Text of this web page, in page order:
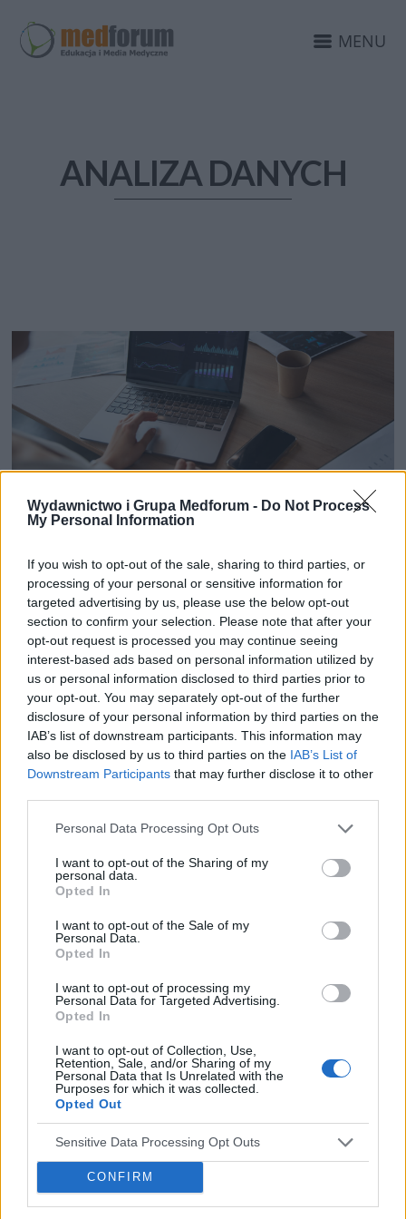
Wydawnictwo i Grupa Medforum - Do Not Process
My Personal Information
If you wish to opt-out of the sale, sharing to third parties, or
processing of your personal or sensitive information for
targeted advertising by us, please use the below opt-out
section to confirm your selection. Please note that after your
opt-out request is processed you may continue seeing
interest-based ads based on personal information utilized by
us or personal information disclosed to third parties prior to
your opt-out. You may separately opt-out of the further
disclosure of your personal information by third parties on the
IAB’s list of downstream participants. This information may
also be disclosed by us to third parties on the IAB’s List of
Downstream Participants that may further disclose it to other
Personal Data Processing Opt Outs
I want to opt-out of the Sharing of my
personal data.
Opted In
I want to opt-out of the Sale of my
Personal Data.
Opted In
I want to opt-out of processing my
Personal Data for Targeted Advertising.
Opted In
I want to opt-out of Collection, Use,
Retention, Sale, and/or Sharing of my
Personal Data that Is Unrelated with the
Purposes for which it was collected.
Opted Out
Sensitive Data Processing Opt Outs
CONFIRM
MENU
ANALIZA DANYCH
3 KWIETNIA 2024
Śledzenie i analiza statystyk to kluczowe
narzędzia w każdej dziedzinie życia, w tym
również w biznesie, edukacji czy zdrowiu.
Korzystanie z danych liczbowych pozwala
nam lepiej zrozumieć nasze działania,
identyfikować trendy i wzorce oraz
podejmować bardziej świadome decyzje.
22 STYCZNIA 2024
Analiza danych z platform